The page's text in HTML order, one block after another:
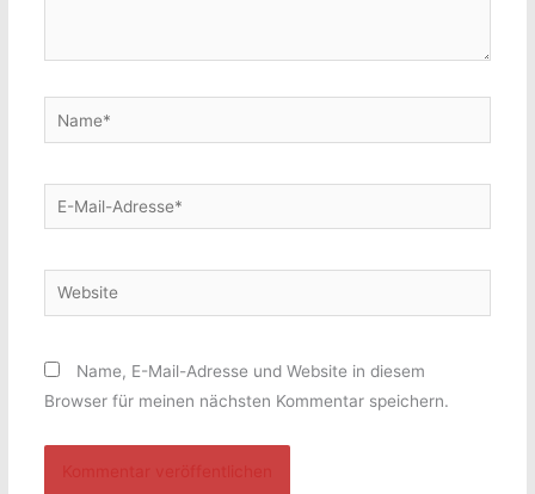
Name*
E-
Mail-
Website
Name, E-Mail-Adresse und Website in diesem
Browser für meinen nächsten Kommentar speichern.